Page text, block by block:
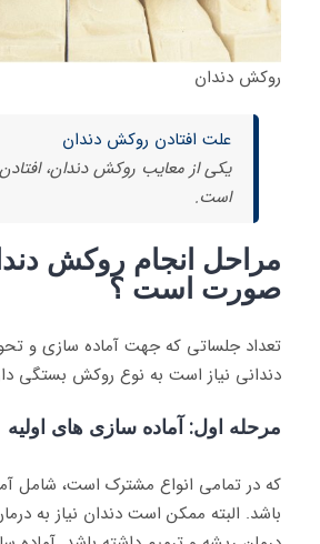
روکش دندان
علت افتادن روکش دندان
یکی از معایب روکش دندان،
است.
مراحل انجام روکش
صورت است ؟
تعداد جلساتی که جهت آماده سازی و
دندانی نیاز است به نوع روکش بستگی
مرحله اول: آماده سازی های اولیه
که در تمامی انواع مشترک است، شامل
باشد. البته ممکن است دندان نیاز به